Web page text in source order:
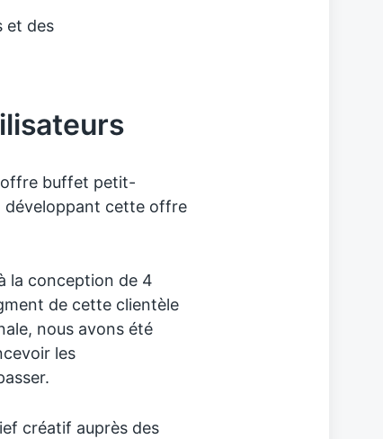
et des
offre buffet petit-
développant cette offre
la conception de 4
de cette clientèle
nous avons été
les
créatif auprès des